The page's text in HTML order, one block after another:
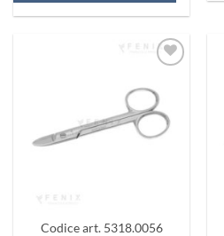
ai
preferiti
Codice art. 5318.0056